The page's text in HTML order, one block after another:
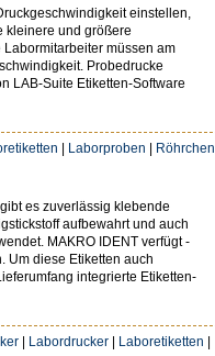
einstellen,
kleinere und größere
müssen am
Probedrucke
LAB-Suite Etiketten-Software
| Laborproben | Röhrchen
es zuverlässig klebende
aufbewahrt und auch
MAKRO IDENT verfügt -
Um diese Etiketten auch
integrierte Etiketten-
| Labordrucker | Laboretiketten |